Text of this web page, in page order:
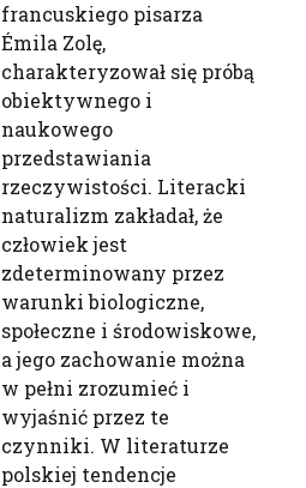
francuskiego pisarza
Émila Zolę,
charakteryzował się próbą
obiektywnego i
naukowego
przedstawiania
rzeczywistości. Literacki
naturalizm zakładał, że
człowiek jest
zdeterminowany przez
warunki biologiczne,
społeczne i środowiskowe,
a jego zachowanie można
w pełni zrozumieć i
wyjaśnić przez te
czynniki. W literaturze
polskiej tendencje